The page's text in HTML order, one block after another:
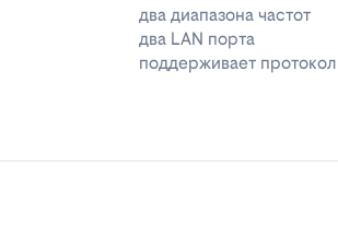
два диапазона частот
два LAN порта
поддерживает